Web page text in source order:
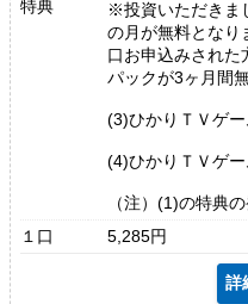
特典
※投資いただきま
の月が無料となり
口お申込みされ
パックが3ヶ月間
(3)ひかりＴＶゲ
(4)ひかりＴＶゲ
（注）(1)の特典
１口
5,285円
詳